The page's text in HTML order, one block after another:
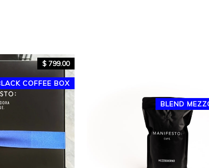
COFFEE BOX
$ 799.00
BLEND